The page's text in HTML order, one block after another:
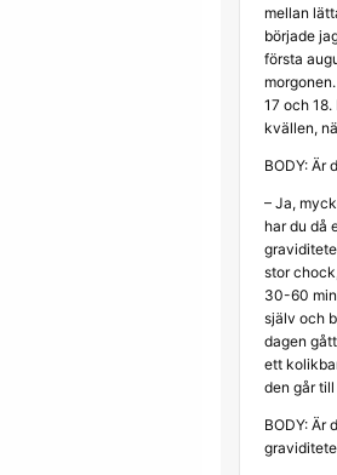
mellan
började
första
17 och
kvällen,
BODY: Är
– Ja,
har du då
stor
30-60
själv och
dagen
ett
den går till
BODY: Är